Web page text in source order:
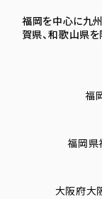
福岡を中心に九
賀県、和歌山県を
福
福岡
大阪府大